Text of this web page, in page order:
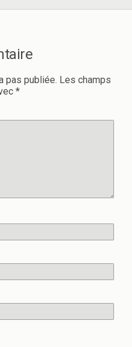
pas publiée. Les champs
*